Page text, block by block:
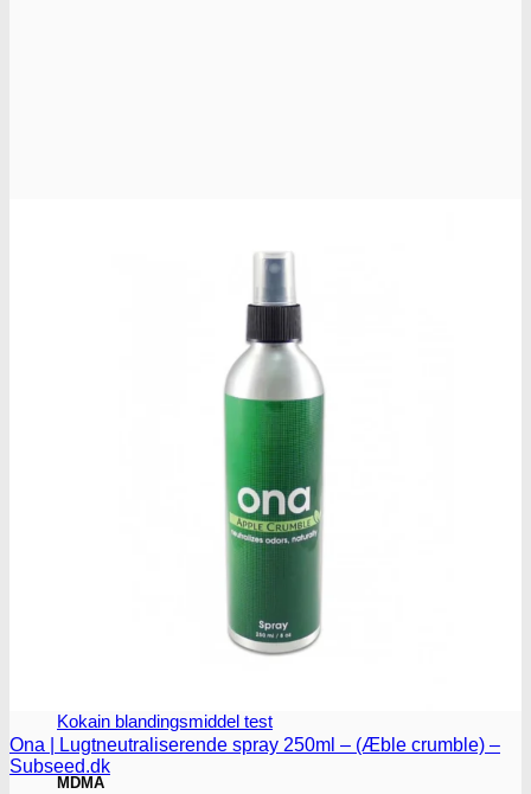
Oplev ALLe vores
brands lige her
Kokain blandingsmiddel test
MDMA
Ona | Lugtneutraliserende spray 250ml – (Æble crumble) –
Subseed.dk